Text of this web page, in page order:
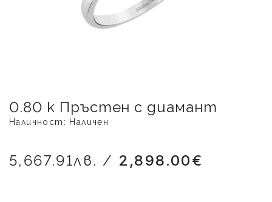
0.80 к Пръстен с диамант
Наличност: Наличен
5,667.91лв. / 2,898.00€